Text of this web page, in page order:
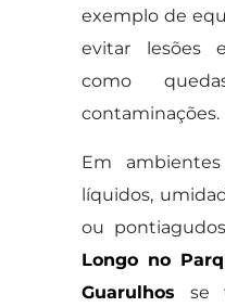
exemplo de
evitar lesões
como
contaminações.
Em
líquidos,
ou
Longo no
Guarulhos se